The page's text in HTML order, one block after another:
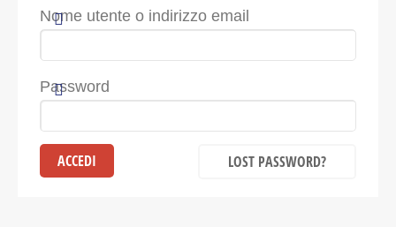
Nome utente o indirizzo email
Password
LOST PASSWORD?